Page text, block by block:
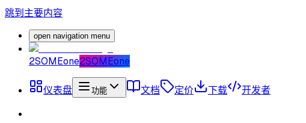
跳到主要内容
open navigation menu
2SOMEone2SOMEone
仪表盘 功能 文档 定价 下载 开发者